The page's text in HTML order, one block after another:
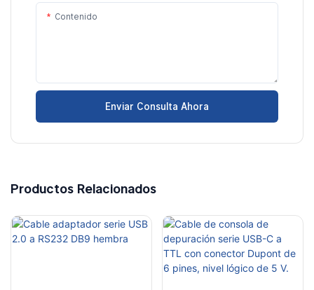
Contenido
Enviar Consulta Ahora
Productos Relacionados